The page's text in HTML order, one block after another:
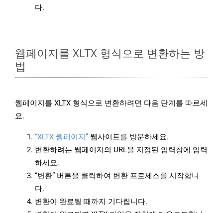
다.
웹페이지를 XLTX 형식으로 변환하는 방
법
웹페이지를 XLTX 형식으로 변환하려면 다음 단계를 따르세
요.
“XLTX 웹페이지” 웹사이트를 방문하세요.
변환하려는 웹페이지의 URL을 지정된 입력창에 입력
하세요.
“변환” 버튼을 클릭하여 변환 프로세스를 시작합니
다.
변환이 완료될 때까지 기다립니다.